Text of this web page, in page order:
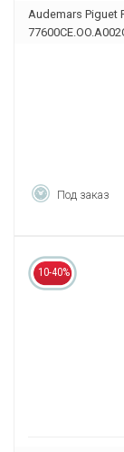
Audemars Piguet
Под заказ
10-40%